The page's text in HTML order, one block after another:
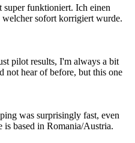
super funktioniert. Ich einen
welcher sofort korrigiert wurde.
pilot results, I'm always a bit
not hear of before, but this one
was surprisingly fast, even
is based in Romania/Austria.